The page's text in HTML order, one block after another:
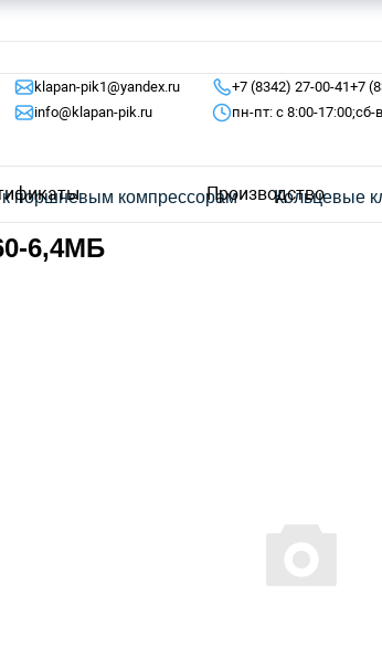
klapan-pik1@yandex.ru
info@klapan-pik.ru
+7 (8342) 27-00-41+7
пн-пт: с 8:00-17:00;сб-
Производство
поршневым компрессорам Кольцевые
6,4МБ